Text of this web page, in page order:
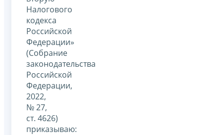
Налогового
кодекса
Российской
Федерации»
(Собрание
законодательства
Российской
Федерации,
2022,
№ 27,
ст. 4626)
приказываю: